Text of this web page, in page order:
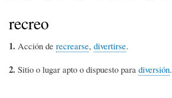
recreo
1. Acción de recrearse, divertirse.
2. Sitio o lugar apto o dispuesto para diversión.